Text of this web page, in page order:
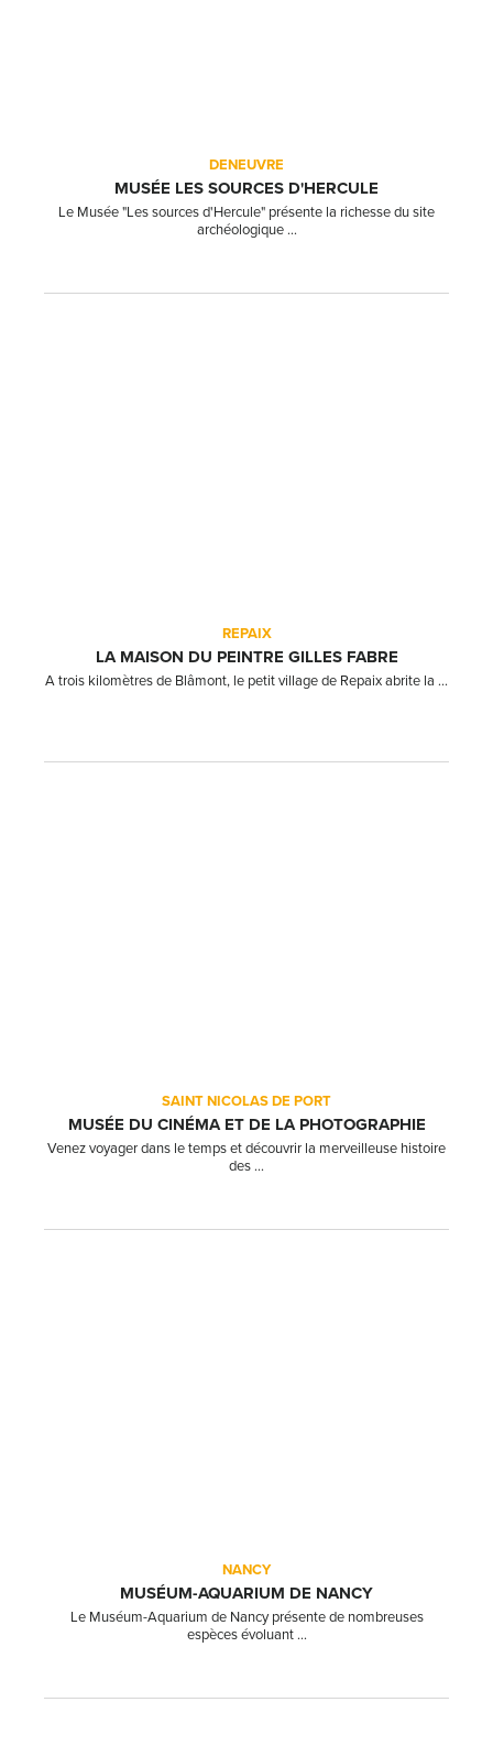
DENEUVRE
MUSÉE LES SOURCES D'HERCULE
Le Musée "Les sources d'Hercule" présente la richesse du site
archéologique ...
REPAIX
LA MAISON DU PEINTRE GILLES FABRE
A trois kilomètres de Blâmont, le petit village de Repaix abrite la ...
SAINT NICOLAS DE PORT
MUSÉE DU CINÉMA ET DE LA PHOTOGRAPHIE
Venez voyager dans le temps et découvrir la merveilleuse histoire
des ...
NANCY
MUSÉUM-AQUARIUM DE NANCY
Le Muséum-Aquarium de Nancy présente de nombreuses
espèces évoluant ...